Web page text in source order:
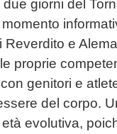
giorni del
Reverdito e
proprie
genitori e
del corpo.
evolutiva,